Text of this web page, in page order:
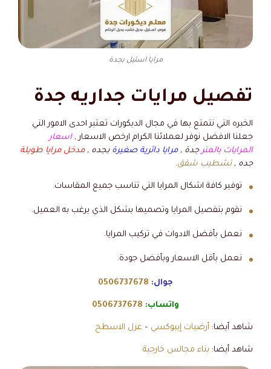
مرايا استيل بجدة
تفصيل مرايات جداريه جدة
الخبره التي نتمتع بها في مجال الديكورات تعتبر احدى الامور التي
جعلنا الافضل نوفر لعملائنا الكرام ارخص الاسعار , اسعار
المرايات بالمترجدة ,مرايا دائرية صغيرة بجده ,مدخل مرايا طويلة
جده ,تشطيب شقق.
توفير كافة اشكال المرايا التي تناسب جميع المقاسات.
نقوم بتفصيل المرايا وتصميها بشكل الذي يرغب به العميل.
نعمل بأفضل الادوات في تركيب المرايا.
نعمل بأقل الاسعار وبأفضل جودة.
جوال: 0506737678
واتساب: 0506737678
شاهد أيضا: أرضيات إيبوكسي – عزل الاسطح
شاهد أيضا: بناء مجالس خارجية